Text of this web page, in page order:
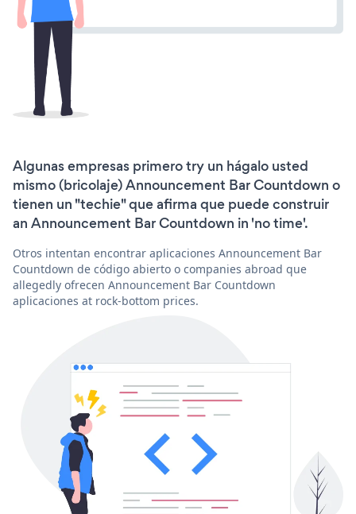
Algunas empresas primero try un hágalo usted
mismo (bricolaje) Announcement Bar Countdown o
tienen un "techie" que afirma que puede construir
an Announcement Bar Countdown in 'no time'.
Otros intentan encontrar aplicaciones Announcement Bar
Countdown de código abierto o companies abroad que
allegedly ofrecen Announcement Bar Countdown
aplicaciones at rock-bottom prices.